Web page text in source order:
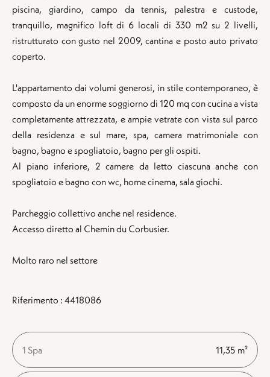
piscina, giardino, campo da tennis, palestra e custode,
tranquillo, magnifico loft di 6 locali di 330 m2 su 2 livelli,
ristrutturato con gusto nel 2009, cantina e posto auto privato
coperto.
L'appartamento dai volumi generosi, in stile contemporaneo, è
composto da un enorme soggiorno di 120 mq con cucina a vista
completamente attrezzata, e ampie vetrate con vista sul parco
della residenza e sul mare, spa, camera matrimoniale con
bagno, bagno e spogliatoio, bagno per gli ospiti.
Al piano inferiore, 2 camere da letto ciascuna anche con
spogliatoio e bagno con wc, home cinema, sala giochi.
Parcheggio collettivo anche nel residence.
Accesso diretto al Chemin du Corbusier.
Molto raro nel settore
Riferimento : 4418086
1 Spa 11,35 m²